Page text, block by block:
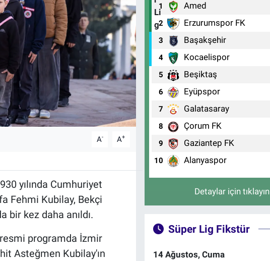
A- A+
yılında Cumhuriyet
Fehmi Kubilay, Bekçi
bir kez daha anıldı.
resmi programda İzmir
Asteğmen Kubilay'ın
1 Amed
2 Erzurumspor FK
3 Başakşehir
4 Kocaelispor
5 Beşiktaş
6 Eyüpspor
7 Galatasaray
8 Çorum FK
9 Gaziantep FK
10 Alanyaspor
Detaylar için tıklayın
Süper Lig Fikstür
14 Ağustos, Cuma